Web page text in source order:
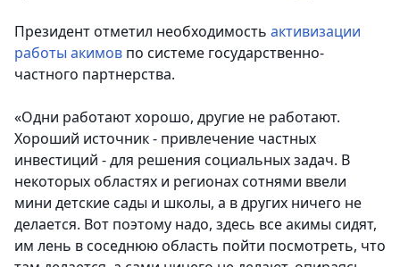
Президент отметил необходимость активизации
работы акимов по системе государственно-
частного партнерства.
«Одни работают хорошо, другие не работают.
Хороший источник - привлечение частных
инвестиций - для решения социальных задач. В
некоторых областях и регионах сотнями ввели
мини детские сады и школы, а в других ничего не
делается. Вот поэтому надо, здесь все акимы сидят,
им лень в соседнюю область пойти посмотреть, что